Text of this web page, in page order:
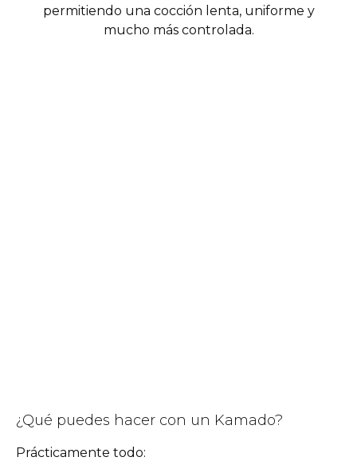
permitiendo una cocción lenta, uniforme y
mucho más controlada.
¿Qué puedes hacer con un Kamado?
Prácticamente todo: